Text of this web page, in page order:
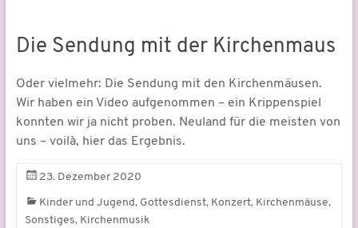
Die Sendung mit der Kirchenmaus
Oder vielmehr: Die Sendung mit den Kirchenmäusen.
Wir haben ein Video aufgenommen – ein Krippenspiel
konnten wir ja nicht proben. Neuland für die meisten von
uns – voilà, hier das Ergebnis.
23. Dezember 2020
Kinder und Jugend, Gottesdienst, Konzert, Kirchenmäuse,
Sonstiges, Kirchenmusik